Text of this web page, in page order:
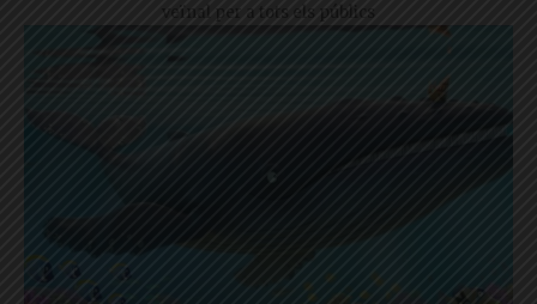
veïnal per a tots els públics